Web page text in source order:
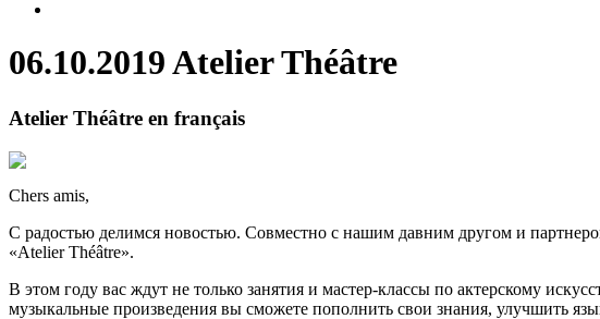
06.10.2019 Atelier Théâtre
Atelier Théâtre en français
Chers amis,
С радостью делимся новостью. Совместно с нашим давним другом и
«Atelier Théâtre».
В этом году вас ждут не только занятия и мастер-классы по актерскому
музыкальные произведения вы сможете пополнить свои знания, улучшить